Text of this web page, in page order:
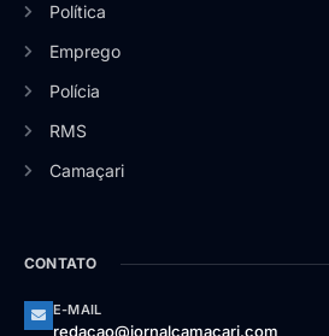
Política
Emprego
Polícia
RMS
Camaçari
CONTATO
E-MAIL
redacao@jornalcamacari.com